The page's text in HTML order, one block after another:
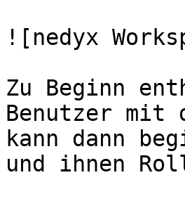
![nedyx
Zu Beginn
Benutzer mit
kann dann
und ihnen